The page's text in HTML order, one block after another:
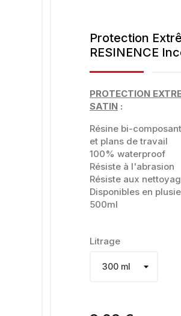
Protection
RESINENCE
PROTECTION
SATIN :
Résine bi-
et plans de travail
100% waterproof
Résiste à l'abrasion
Résiste aux
Disponibles en
500ml
Litrage